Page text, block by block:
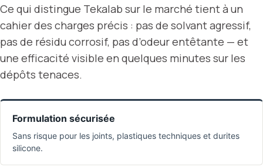
Ce qui distingue Tekalab sur le marché tient à un
cahier des charges précis : pas de solvant agressif,
pas de résidu corrosif, pas d’odeur entêtante — et
une efficacité visible en quelques minutes sur les
dépôts tenaces.
Formulation sécurisée
Sans risque pour les joints, plastiques techniques et durites
silicone.